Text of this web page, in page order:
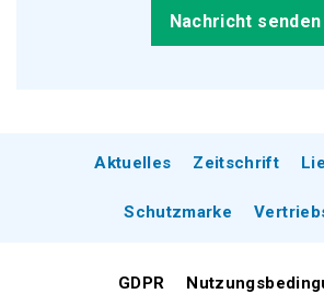
Aktuelles Zeitschrift
Schutzmarke
GDPR